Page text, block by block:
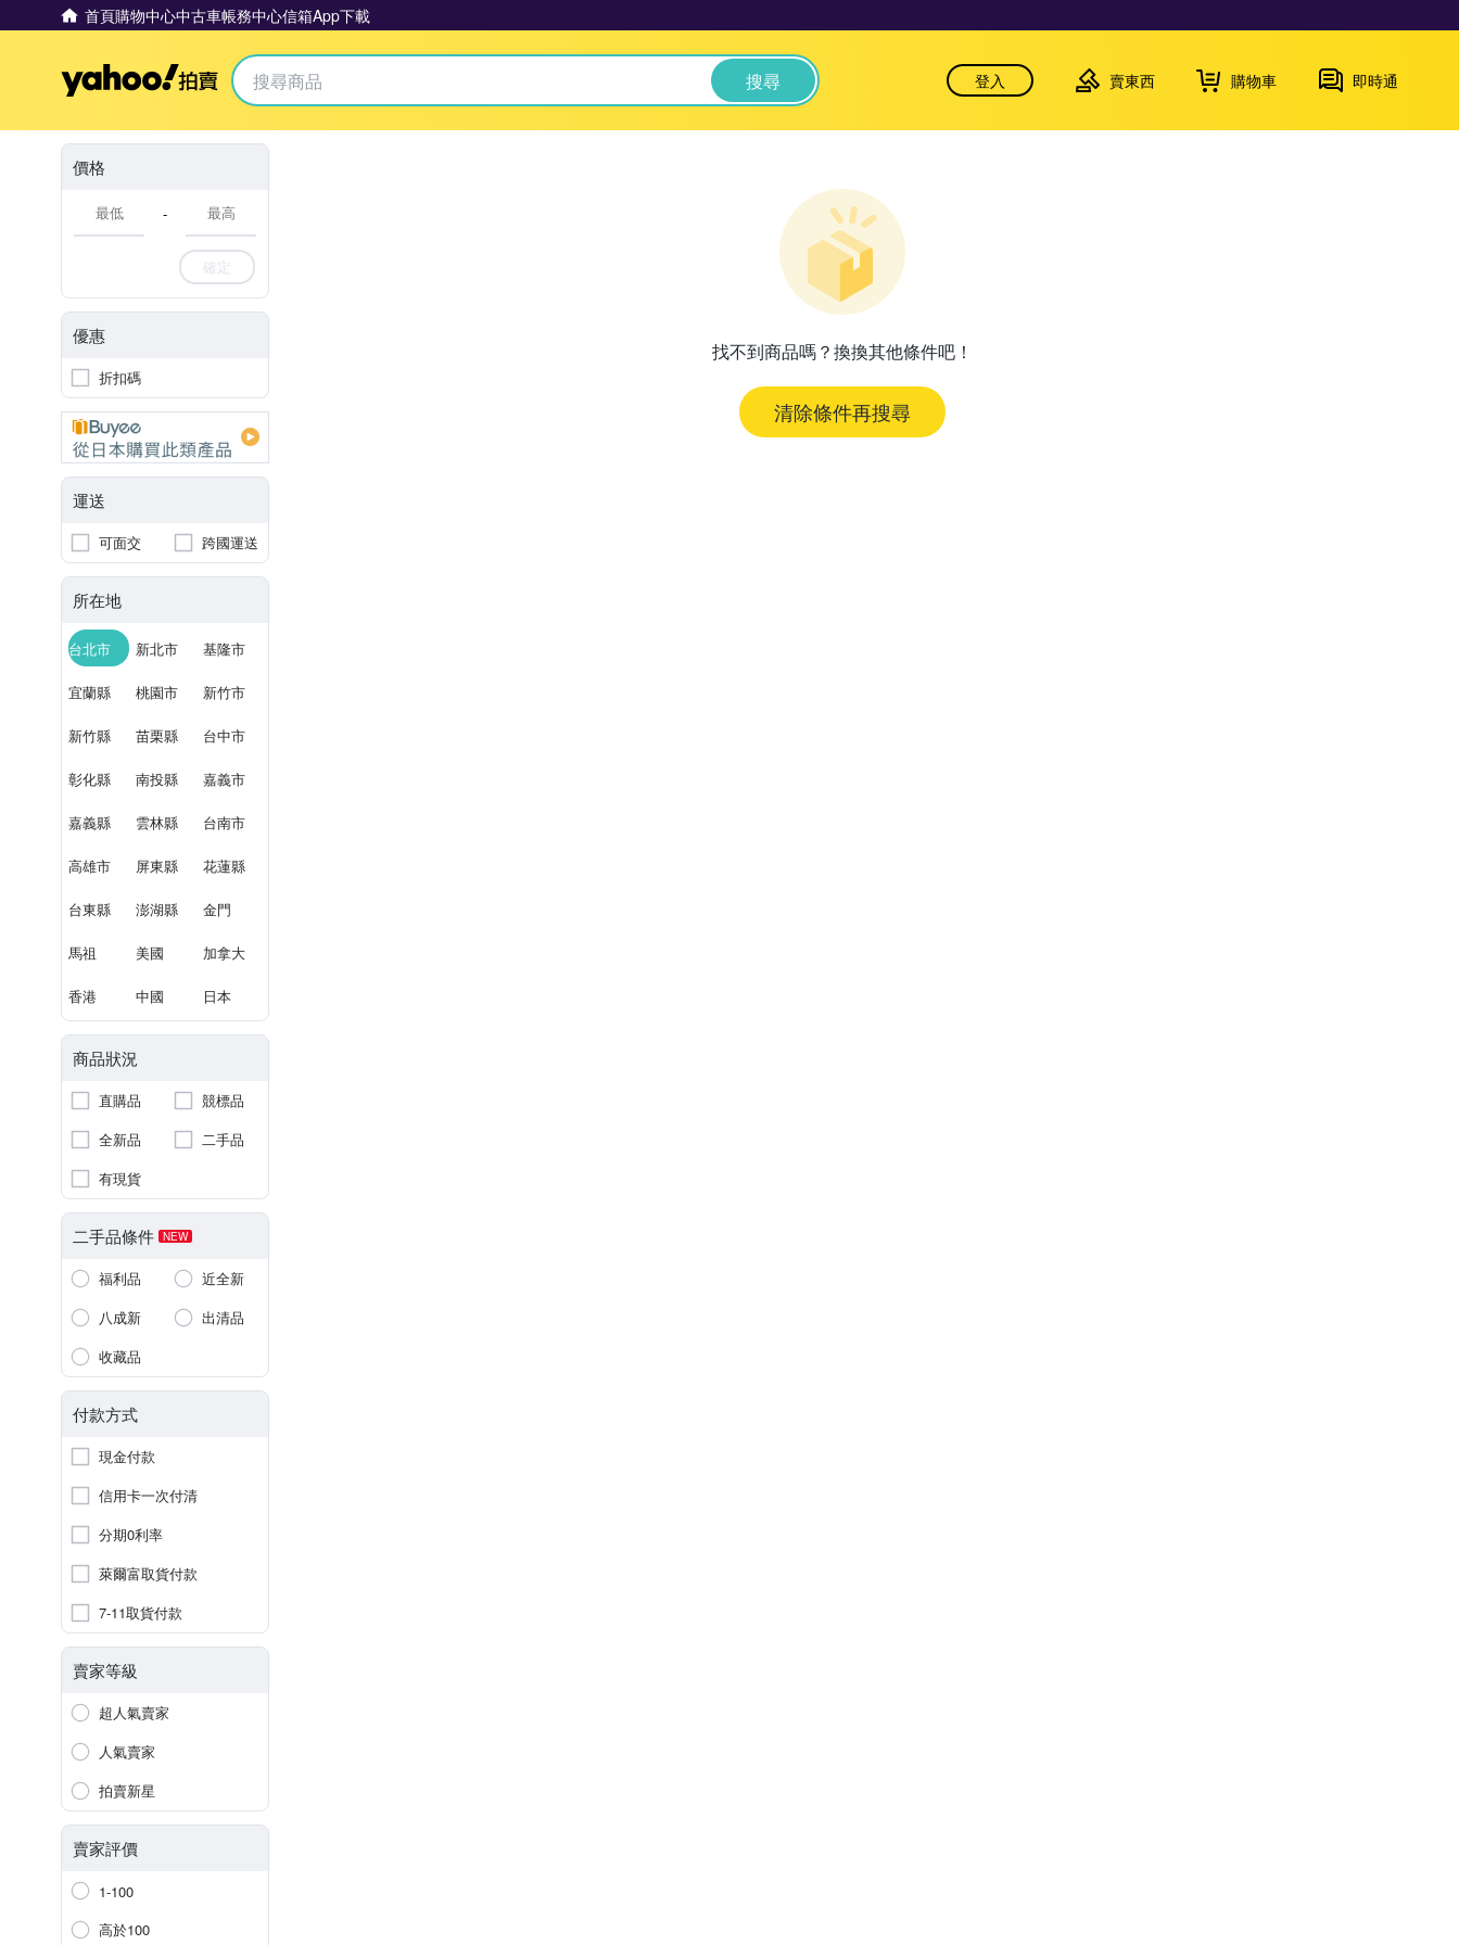
首頁購物中心中古車帳務中心信箱App下載
Yahoo拍賣 搜尋 登入 賣東西 購物車 即時通
價格
-
確定
優惠
折扣碼
運送
可面交 跨國運送
所在地
台北市 新北市 基隆市
宜蘭縣 桃園市 新竹市
新竹縣 苗栗縣 台中市
彰化縣 南投縣 嘉義市
嘉義縣 雲林縣 台南市
高雄市 屏東縣 花蓮縣
台東縣 澎湖縣 金門
馬祖 美國 加拿大
香港 中國 日本
商品狀況
直購品
競標品
全新品
二手品
有現貨
二手品條件 NEW
福利品
近全新
八成新
出清品
收藏品
付款方式
現金付款
信用卡一次付清
分期0利率
萊爾富取貨付款
7-11取貨付款
賣家等級
超人氣賣家
人氣賣家
拍賣新星
賣家評價
1-100
高於100
找不到商品嗎？換換其他條件吧！
清除條件再搜尋